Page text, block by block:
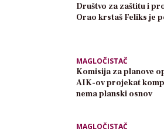
Društvo za zaštitu i
Orao krstaš Feliks je
MAGLOČISTAČ
Komisija za planove
AIK-ov projekat
nema planski osnov
MAGLOČISTAČ